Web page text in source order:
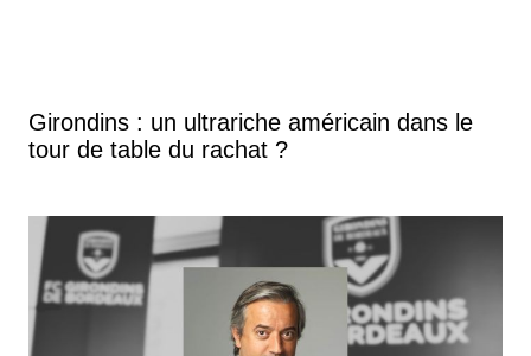
Girondins : un ultrariche américain dans le
tour de table du rachat ?